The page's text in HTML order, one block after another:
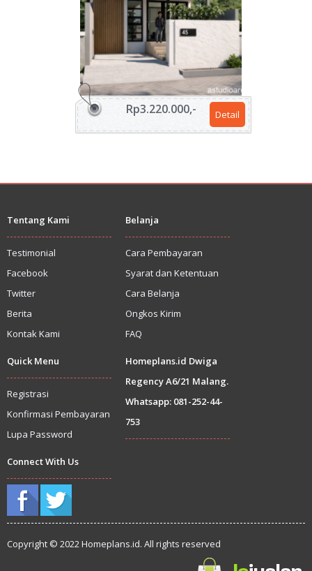
Detail
Rp3.220.000,-
Tentang Kami
Testimonial
Facebook
Twitter
Berita
Kontak Kami
Belanja
Cara Pembayaran
Syarat dan Ketentuan
Cara Belanja
Ongkos Kirim
FAQ
Quick Menu
Registrasi
Konfirmasi Pembayaran
Lupa Password
Homeplans.id Dwiga
Regency A6/21 Malang.
Whatsapp: 081-252-44-
753
Connect With Us
Copyright © 2022 Homeplans.id. All rights reserved